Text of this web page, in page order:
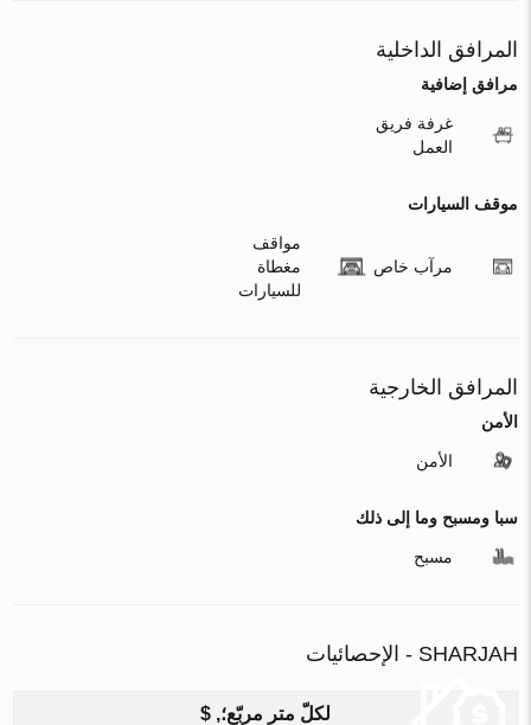
المرافق الداخلية
مرافق إضافية
غرفة فريق
العمل
موقف السيارات
مرآب خاص
مواقف
مغطاة
للسيارات
المرافق الخارجية
الأمن
الأمن
سبا ومسبح وما إلى ذلك
مسبح
SHARJAH - الإحصائيات
لكلّ متر مربّع؛, $